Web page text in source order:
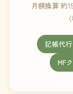
月額換算 約
記帳代
MF